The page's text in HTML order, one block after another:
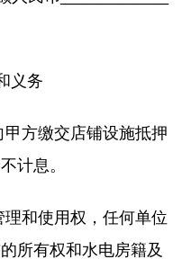
义务
方缴交店铺设施抵押
计息。
和使用权，任何单位
所有权和水电房籍及